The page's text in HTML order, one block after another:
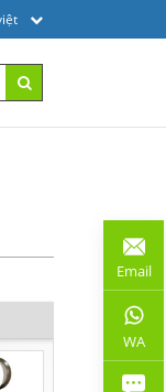
Email
WA